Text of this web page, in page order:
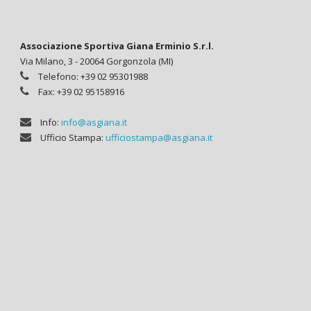
Associazione Sportiva Giana Erminio S.r.l.
Via Milano, 3 - 20064 Gorgonzola (MI)
Telefono: +39 02 95301988
Fax: +39 02 95158916
Info: info@asgiana.it
Ufficio Stampa: ufficiostampa@asgiana.it